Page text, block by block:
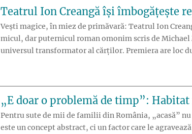
Teatrul Ion Creangă își îmbogățește
Vești magice, în miez de primăvară: Teatrul Ion
micul, dar puternicul roman omonim scris de
universul transformator al cărților. Premiera are loc
„E doar o problemă de timp”:
Pentru sute de mii de familii din România, „acasă”
este un concept abstract, ci un factor care le